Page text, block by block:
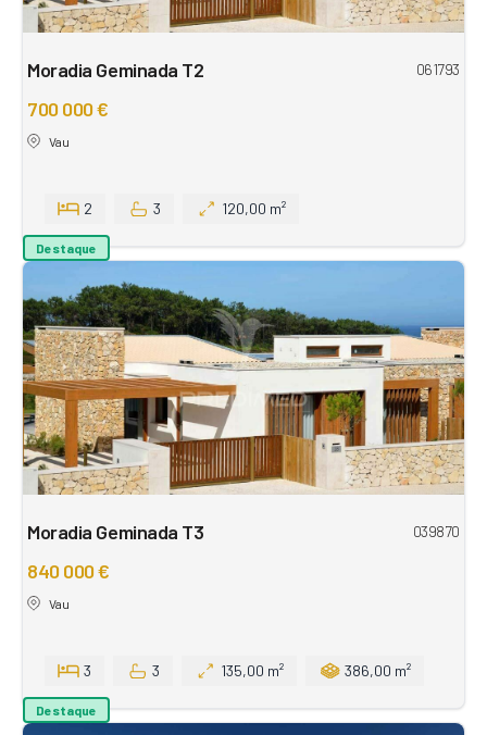
Moradia Geminada T2 061793
700 000 €
Vau
2 3 120,00 m²
Destaque
Moradia Geminada T3 039870
840 000 €
Vau
3 3 135,00 m² 386,00 m²
Destaque